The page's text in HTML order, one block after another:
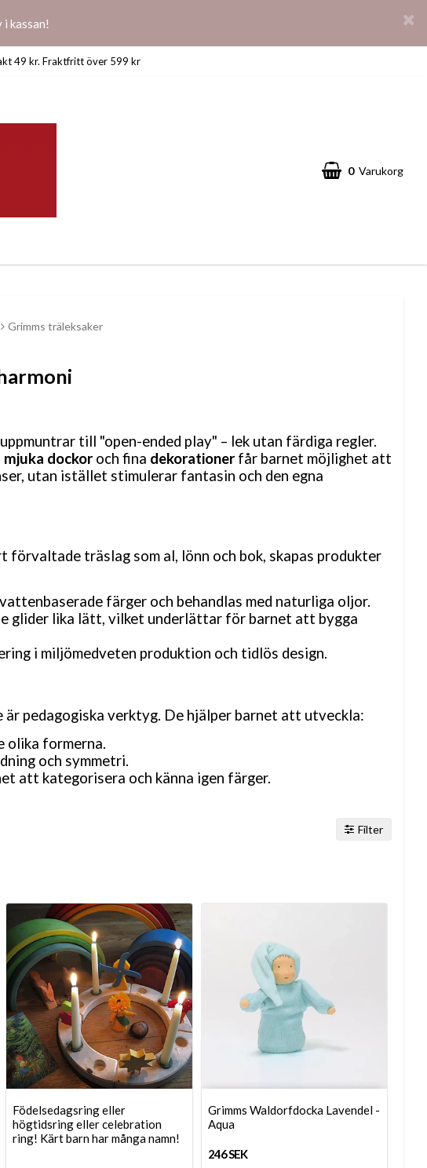
i kassan!
49 kr. Fraktfritt över 599 kr
0 Varukorg
Grimms träleksaker
till "open-ended play" – lek utan färdiga regler.
mjuka dockor och fina dekorationer får barnet möjlighet att
utan istället stimulerar fantasin och den egna
förvaltade träslag som al, lönn och bok, skapas produkter
färger och behandlas med naturliga oljor.
glider lika lätt, vilket underlättar för barnet att bygga
i miljömedveten produktion och tidlös design.
är pedagogiska verktyg. De hjälper barnet att utveckla:
olika formerna.
och symmetri.
att kategorisera och känna igen färger.
Filter
Födelsedagsring eller
högtidsring eller celebration
ring! Kärt barn har många namn!
Grimms Waldorfdocka Lavendel -
Aqua
246 SEK